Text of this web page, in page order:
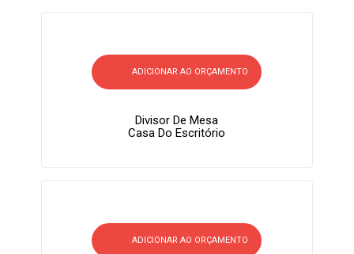
ADICIONAR AO ORÇAMENTO
Divisor De Mesa
Casa Do Escritório
ADICIONAR AO ORÇAMENTO